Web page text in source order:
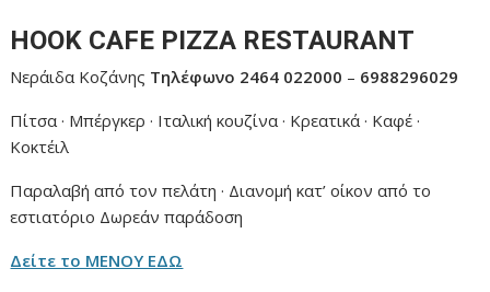
ΗΟΟΚ CAFE PIZZA RESTAURANT
Νεράιδα Κοζάνης Τηλέφωνο 2464 022000 – 6988296029
Πίτσα · Μπέργκερ · Ιταλική κουζίνα · Κρεατικά · Καφέ ·
Κοκτέιλ
Παραλαβή από τον πελάτη · Διανομή κατ’ οίκον από το
εστιατόριο Δωρεάν παράδοση
Δείτε το ΜΕΝΟΥ ΕΔΩ